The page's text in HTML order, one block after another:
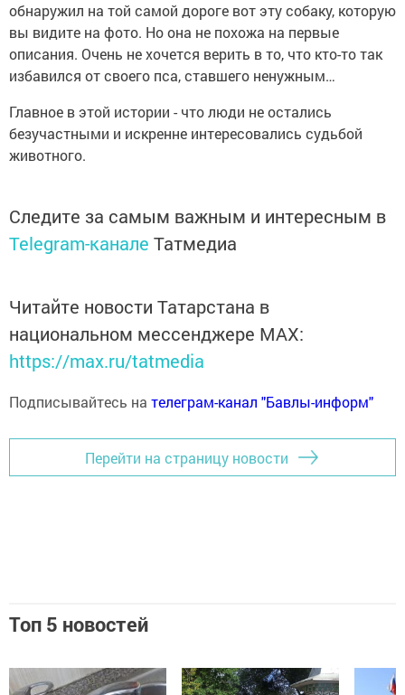
обнаружил на той самой дороге вот эту собаку, которую
вы видите на фото. Но она не похожа на первые
описания. Очень не хочется верить в то, что кто-то так
избавился от своего пса, ставшего ненужным…
Главное в этой истории - что люди не остались
безучастными и искренне интересовались судьбой
животного.
Следите за самым важным и интересным в
Telegram-канале Татмедиа
Читайте новости Татарстана в
национальном мессенджере MАХ:
https://max.ru/tatmedia
Подписывайтесь на телеграм-канал "Бавлы-информ"
Перейти на страницу новости
Топ 5 новостей